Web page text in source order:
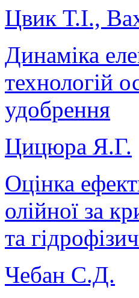
Цвик Т.І.,
Динаміка
технологій
удобрення
Цицюра Я.Г.
Оцінка
олійної за
та
Чебан С.Д.